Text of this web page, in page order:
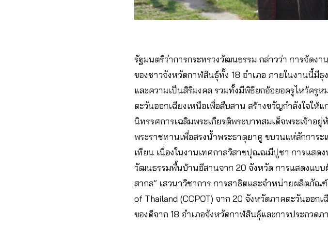
รัฐมนตรีว่าการกระทรวงวัฒนธรรม กล่าวว่า การจัด
ของชาวจังหวัดกาฬสินธุ์ทั้ง 18 อำเภอ ภายในงานนี้มี
และความเป็นสิริมงคล รวมทั้งมีพิธียกอ้อยอครูไหว้ครู
ตะวันออกเฉียงเหนือเพื่อสืบสาน สร้างขวัญกำลังใจใ
นิทรรศการเฉลิมพระเกียรติพระบาทสมเด็จพระเจ้าอ
พระราชทานเพื่อสรงน้ำพระธาตุยาคู ขบวนแห่สักการ
เทียน เนื่องในงานเทศกาลวิสาขปุณณมีปูชา การแสด
วัฒนธรรมพื้นบ้านอีสานจาก 20 จังหวัด การแสดงแบ
สากล” เสวนาวิชาการ การสาธิตและจำหน่ายผลิตภั
of Thailand (CCPOT) จาก 20 จังหวัดภาคตะวันออ
ของดีจาก 18 อำเภอจังหวัดกาฬสินธุ์และการประกวดภ